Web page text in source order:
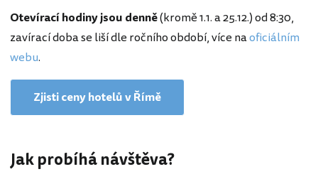
Otevírací hodiny jsou denně(kromě 1.1. a 25.12.) od 8:30,
zavírací doba se liší dle ročního období, více naoficiálním
webu.
Zjisti ceny hotelů v Římě
Jak probíhá návštěva?